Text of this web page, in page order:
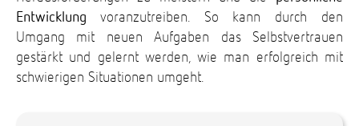
Entwicklung voranzutreiben. So kann durch den
Umgang mit neuen Aufgaben das Selbstvertrauen
gestärkt und gelernt werden, wie man erfolgreich mit
schwierigen Situationen umgeht.